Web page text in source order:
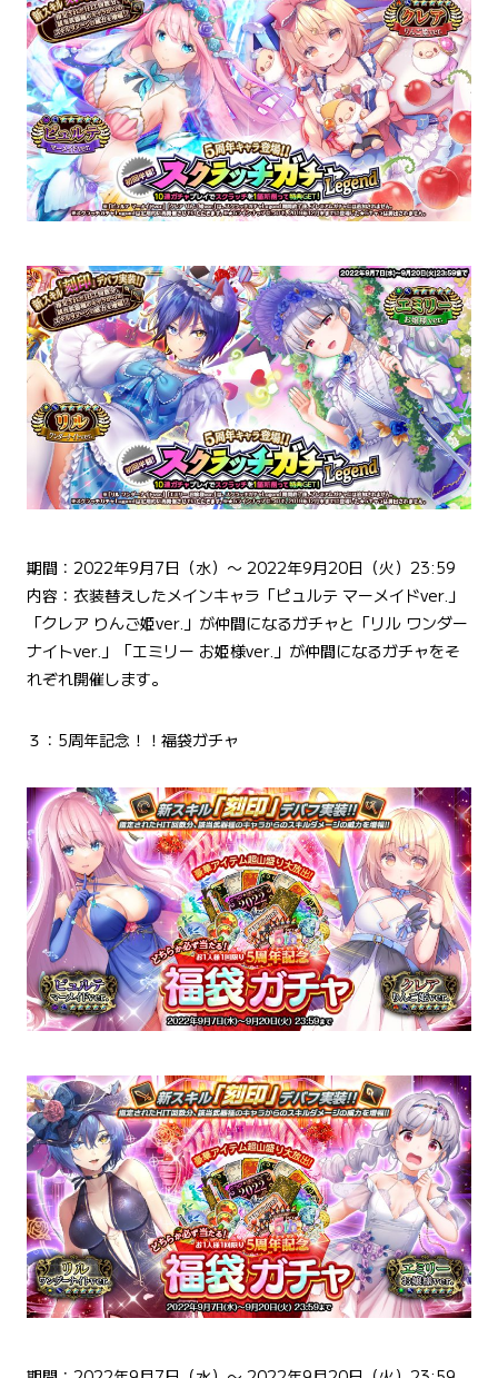
期間：2022年9月7日（水）〜 2022年9月20日（火）23:59
内容：衣装替えしたメインキャラ「ピュルテ マーメイドver.」
「クレア りんご姫ver.」が仲間になるガチャと「リル ワンダー
ナイトver.」「エミリー お姫様ver.」が仲間になるガチャをそ
れぞれ開催します。
３：5周年記念！！福袋ガチャ